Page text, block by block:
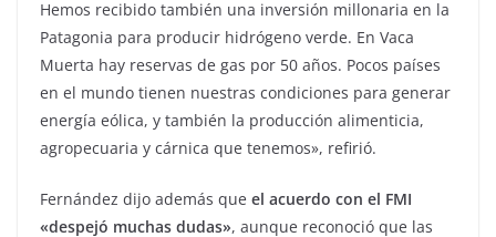
Hemos recibido también una inversión millonaria en la
Patagonia para producir hidrógeno verde. En Vaca
Muerta hay reservas de gas por 50 años. Pocos países
en el mundo tienen nuestras condiciones para generar
energía eólica, y también la producción alimenticia,
agropecuaria y cárnica que tenemos», refirió.
Fernández dijo además que el acuerdo con el FMI
«despejó muchas dudas», aunque reconoció que las